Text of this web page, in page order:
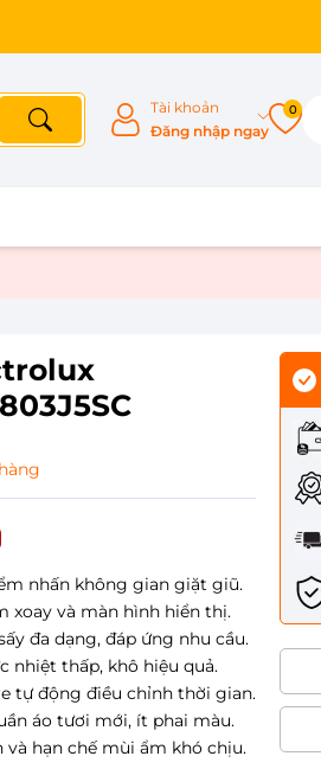
Tài khoản
Đăng nhập ngay
0
nhấn không gian giặt giũ.
xoay và màn hình hiển thị.
đa dạng, đáp ứng nhu cầu.
nhiệt thấp, khô hiệu quả.
tự động điều chỉnh thời gian.
áo tươi mới, ít phai màu.
và hạn chế mùi ẩm khó chịu.